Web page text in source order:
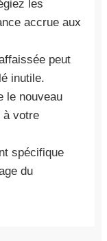
les
accrue aux
peut
inutile.
le nouveau
à votre
spécifique
du